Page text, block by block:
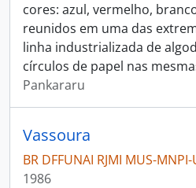
cores: azul, vermelho,
reunidos em uma das
linha industrializada de
círculos de papel nas
Pankararu
Vassoura
BR DFFUNAI RJMI MUS-
1986